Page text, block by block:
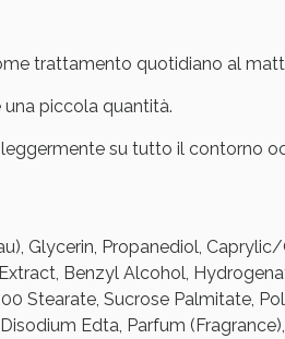
trattamento quotidiano al
una piccola quantità.
su tutto il contorno
Glycerin, Propanediol,
Benzyl Alcohol,
Stearate, Sucrose Palmitate,
Edta, Parfum
Vie Urinarie